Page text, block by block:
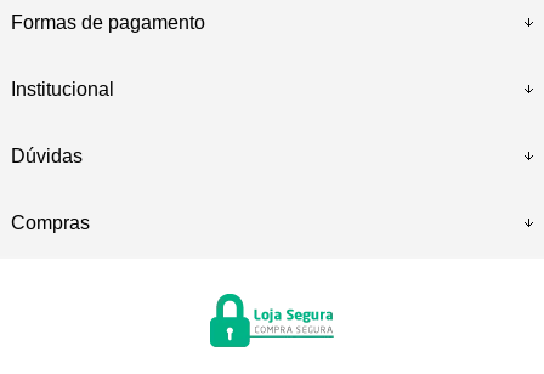
Formas de pagamento
Institucional
Dúvidas
Compras